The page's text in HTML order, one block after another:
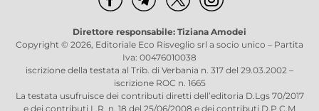
Direttore responsabile: Tiziana Amodei
Copyright © 2026, Editoriale Eco Risveglio srl a socio unico – Partita
Iva: 00476010038
iscrizione della testata al Trib. di Verbania n. 317 del 29.03.2002 –
iscrizione ROC n. 1665
La testata usufruisce dei contributi diretti dell’editoria D.Lgs 70/2017
e dei contributi L.R. n. 18 del 25/06/2008 e dei contributi D.P.C.M